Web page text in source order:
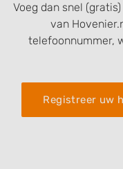
Voeg dan snel
van
telefoonnummer,
Registreer uw